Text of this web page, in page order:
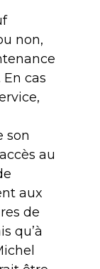
non,
cas
son
au
aux
de
qu’à